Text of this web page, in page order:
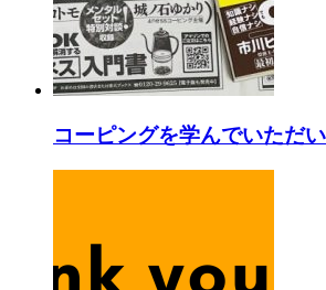
コーピングを学んでいただ